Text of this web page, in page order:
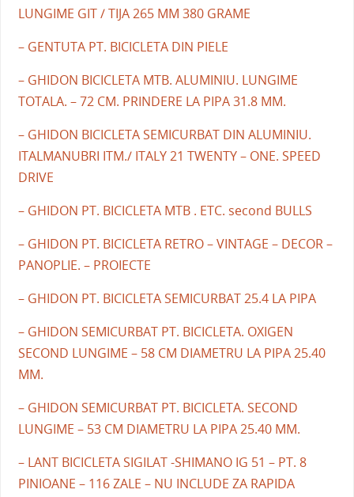
LUNGIME GIT / TIJA 265 MM 380 GRAME
– GENTUTA PT. BICICLETA DIN PIELE
– GHIDON BICICLETA MTB. ALUMINIU. LUNGIME
TOTALA. – 72 CM. PRINDERE LA PIPA 31.8 MM.
– GHIDON BICICLETA SEMICURBAT DIN ALUMINIU.
ITALMANUBRI ITM./ ITALY 21 TWENTY – ONE. SPEED
DRIVE
– GHIDON PT. BICICLETA MTB . ETC. second BULLS
– GHIDON PT. BICICLETA RETRO – VINTAGE – DECOR –
PANOPLIE. – PROIECTE
– GHIDON PT. BICICLETA SEMICURBAT 25.4 LA PIPA
– GHIDON SEMICURBAT PT. BICICLETA. OXIGEN
SECOND LUNGIME – 58 CM DIAMETRU LA PIPA 25.40
MM.
– GHIDON SEMICURBAT PT. BICICLETA. SECOND
LUNGIME – 53 CM DIAMETRU LA PIPA 25.40 MM.
– LANT BICICLETA SIGILAT -SHIMANO IG 51 – PT. 8
PINIOANE – 116 ZALE – NU INCLUDE ZA RAPIDA